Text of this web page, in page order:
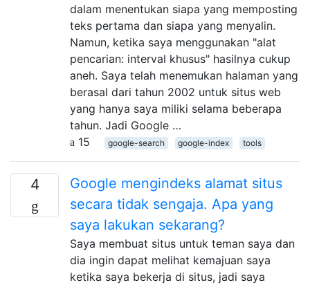
dalam menentukan siapa yang memposting
teks pertama dan siapa yang menyalin.
Namun, ketika saya menggunakan "alat
pencarian: interval khusus" hasilnya cukup
aneh. Saya telah menemukan halaman yang
berasal dari tahun 2002 untuk situs web
yang hanya saya miliki selama beberapa
tahun. Jadi Google …
15
google-search google-index tools
4
Google mengindeks alamat situs
secara tidak sengaja. Apa yang
saya lakukan sekarang?
Saya membuat situs untuk teman saya dan
dia ingin dapat melihat kemajuan saya
ketika saya bekerja di situs, jadi saya